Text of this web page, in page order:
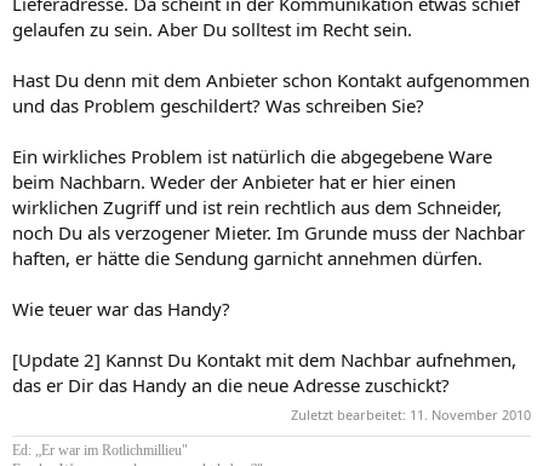
gelaufen zu sein. Aber Du solltest im Recht sein.
Hast Du denn mit dem Anbieter schon Kontakt aufgenommen
und das Problem geschildert? Was schreiben Sie?
Ein wirkliches Problem ist natürlich die abgegebene Ware
beim Nachbarn. Weder der Anbieter hat er hier einen
wirklichen Zugriff und ist rein rechtlich aus dem Schneider,
noch Du als verzogener Mieter. Im Grunde muss der Nachbar
haften, er hätte die Sendung garnicht annehmen dürfen.
Wie teuer war das Handy?
[Update 2] Kannst Du Kontakt mit dem Nachbar aufnehmen,
das er Dir das Handy an die neue Adresse zuschickt?
Zuletzt bearbeitet: 11. November 2010
Ed: „Er war im Rotlichmillieu"